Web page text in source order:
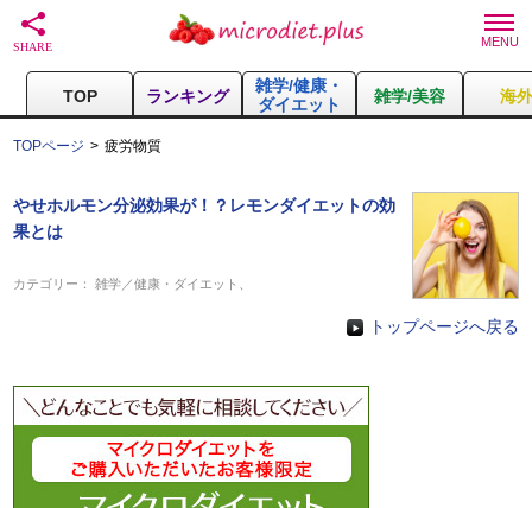
TOP ランキング
雑学/健康・
ダイエット
雑学/美容 海
TOPページ 疲労物質
やせホルモン分泌効果が！？レモンダイエットの効
果とは
カテゴリー：雑学／健康・ダイエット
トップページへ戻る